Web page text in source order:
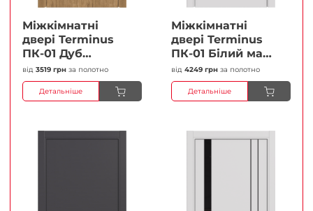
Міжкімнатні
двері Terminus
ПК-01 Дуб
античний Глухі
Плівка
від 3519 грн за полотно
Детальніше
Міжкімнатні
двері Terminus
ПК-01 Білий мат
(Термінус) Глухі
Плівка
від 4249 грн за полотно
Детальніше